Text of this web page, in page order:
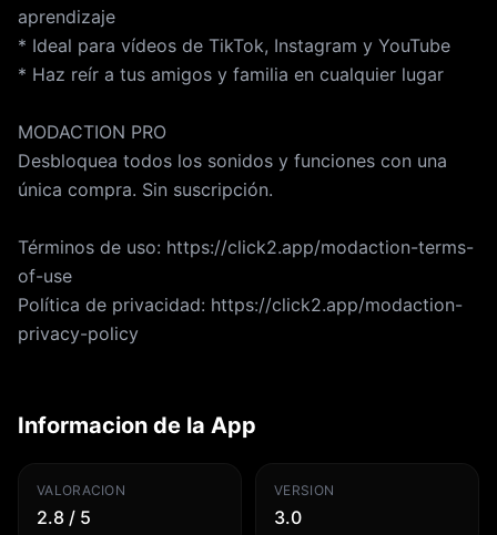
aprendizaje
* Ideal para vídeos de TikTok, Instagram y YouTube
* Haz reír a tus amigos y familia en cualquier lugar
MODACTION PRO
Desbloquea todos los sonidos y funciones con una
única compra. Sin suscripción.
Términos de uso: https://click2.app/modaction-terms-
of-use
Política de privacidad: https://click2.app/modaction-
privacy-policy
Informacion de la App
VALORACION
2.8 / 5
VERSION
3.0